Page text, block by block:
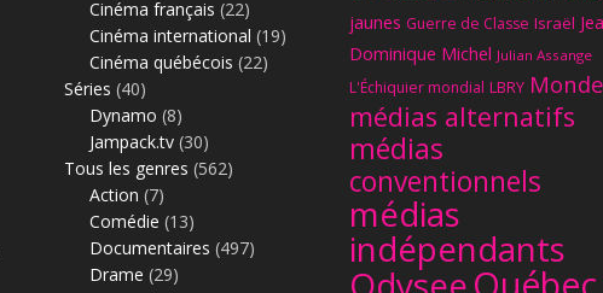
Cinéma français (22)
Cinéma international (19)
Cinéma québécois (22)
Séries (40)
Dynamo (8)
Jampack.tv (30)
Tous les genres (562)
Action (7)
Comédie (13)
Documentaires (497)
Drame (29)
jaunes Guerre de Classe Israël
Dominique Michel Julian Assange
L'Échiquier mondial LBRY Monde
médias alternatifs
médias
conventionnels
médias
indépendants